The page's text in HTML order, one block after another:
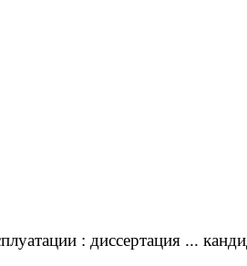
: диссертация ...